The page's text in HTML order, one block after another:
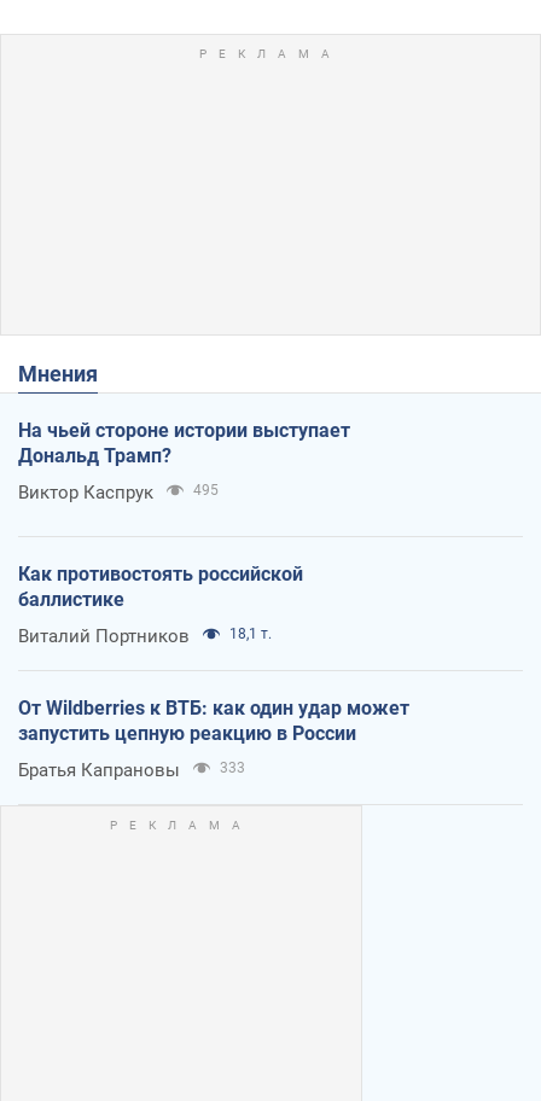
Мнения
На чьей стороне истории выступает
Дональд Трамп?
Виктор Каспрук 495
Как противостоять российской
баллистике
Виталий Портников 18,1 т.
От Wildberries к ВТБ: как один удар может
запустить цепную реакцию в России
Братья Капрановы 333